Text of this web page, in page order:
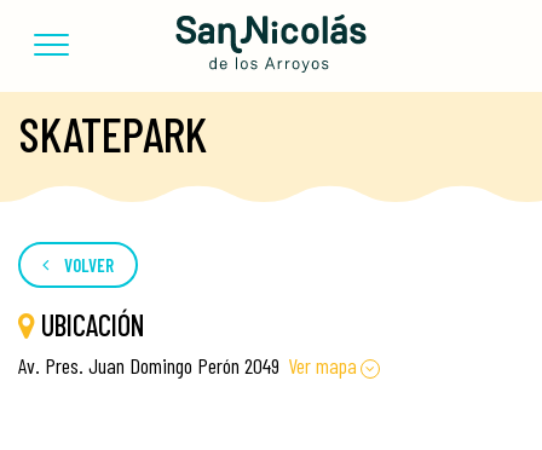
SKATEPARK
VOLVER
UBICACIÓN
Av. Pres. Juan Domingo Perón 2049 Ver mapa